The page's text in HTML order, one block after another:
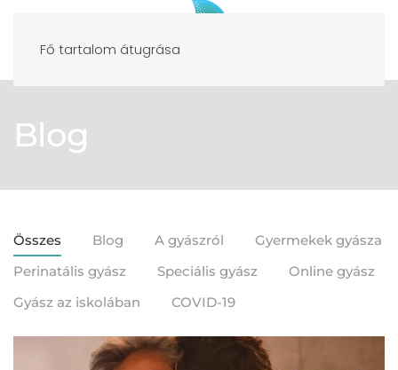
Fő tartalom átugrása
Blog
Összes Blog A gyászról
Gyermekek gyásza
Perinatális gyász
Speciális gyász
Online gyász
Gyász az iskolában
COVID-19